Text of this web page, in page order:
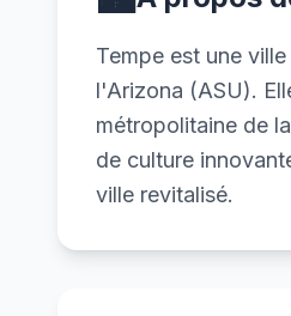
Tempe est une
l'Arizona (ASU).
métropolitaine de
de culture
ville revitalisé.